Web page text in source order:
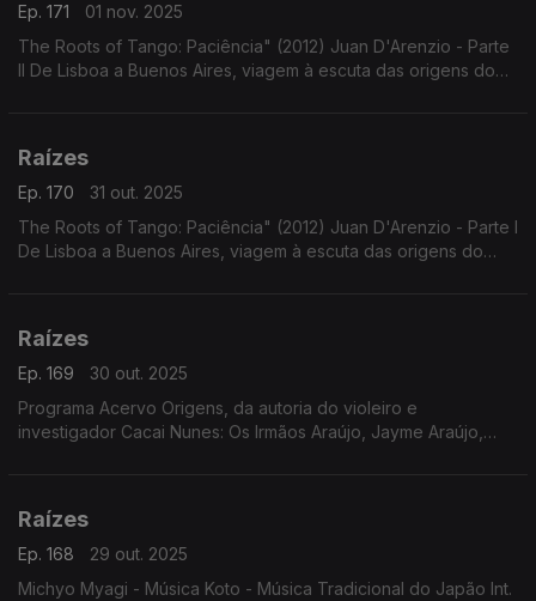
Ep. 171
01 nov. 2025
The Roots of Tango: Paciência" (2012) Juan D'Arenzio - Parte
II De Lisboa a Buenos Aires, viagem à escuta das origens do
Raízes
Ep. 170
31 out. 2025
The Roots of Tango: Paciência" (2012) Juan D'Arenzio - Parte I
De Lisboa a Buenos Aires, viagem à escuta das origens do
Raízes
Ep. 169
30 out. 2025
Programa Acervo Origens, da autoria do violeiro e
investigador Cacai Nunes: Os Irmãos Araújo, Jayme Araújo,
Raízes
Ep. 168
29 out. 2025
Michyo Myagi - Música Koto - Música Tradicional do Japão Int.